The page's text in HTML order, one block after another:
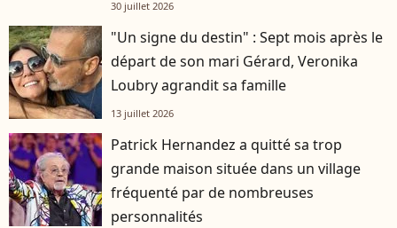
30 juillet 2026
"Un signe du destin" : Sept mois après le
départ de son mari Gérard, Veronika
Loubry agrandit sa famille
13 juillet 2026
Patrick Hernandez a quitté sa trop
grande maison située dans un village
fréquenté par de nombreuses
personnalités